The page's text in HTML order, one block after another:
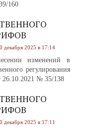
160
декабря 2025 в 17:14
изменений в
регулирования
26.10.2021 № 35/138
декабря 2025 в 17:11